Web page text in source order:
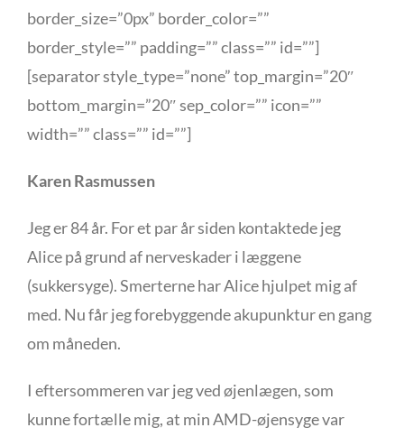
border_size=”0px” border_color=””
border_style=”” padding=”” class=”” id=””]
[separator style_type=”none” top_margin=”20″
bottom_margin=”20″ sep_color=”” icon=””
width=”” class=”” id=””]
Karen Rasmussen
Jeg er 84 år. For et par år siden kontaktede jeg
Alice på grund af nerveskader i læggene
(sukkersyge). Smerterne har Alice hjulpet mig af
med. Nu får jeg forebyggende akupunktur en gang
om måneden.
I eftersommeren var jeg ved øjenlægen, som
kunne fortælle mig, at min AMD-øjensyge var